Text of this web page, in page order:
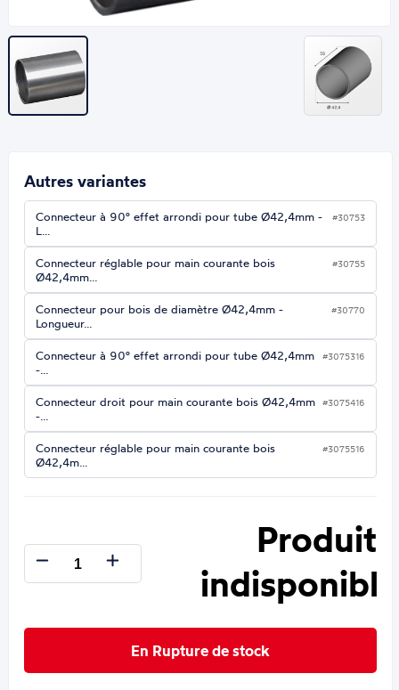
Autres variantes
Connecteur à 90° effet arrondi pour tube Ø42,4mm -
L…
#30753
Connecteur réglable pour main courante bois
Ø42,4mm…
#30755
Connecteur pour bois de diamètre Ø42,4mm -
Longueur…
#30770
Connecteur à 90° effet arrondi pour tube Ø42,4mm
-…
#3075316
Connecteur droit pour main courante bois Ø42,4mm
-…
#3075416
Connecteur réglable pour main courante bois
Ø42,4m…
#3075516
Produit
indisponible
En Rupture de stock